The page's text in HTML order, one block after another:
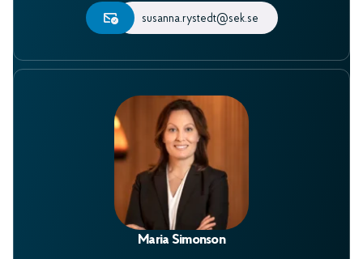
susanna.rystedt@sek.se
Maria Simonson